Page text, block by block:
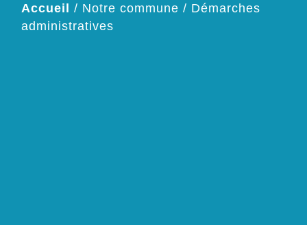
Accueil / Notre commune / Démarches
administratives